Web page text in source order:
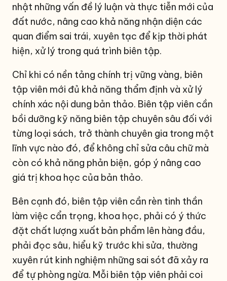
nhật những vấn đề lý luận và thực tiễn mới của
đất nước, nâng cao khả năng nhận diện các
quan điểm sai trái, xuyên tạc để kịp thời phát
hiện, xử lý trong quá trình biên tập.
Chỉ khi có nền tảng chính trị vững vàng, biên
tập viên mới đủ khả năng thẩm định và xử lý
chính xác nội dung bản thảo. Biên tập viên cần
bồi dưỡng kỹ năng biên tập chuyên sâu đối với
từng loại sách, trở thành chuyên gia trong một
lĩnh vực nào đó, để không chỉ sửa câu chữ mà
còn có khả năng phản biện, góp ý nâng cao
giá trị khoa học của bản thảo.
Bên cạnh đó, biên tập viên cần rèn tinh thần
làm việc cẩn trọng, khoa học, phải có ý thức
đặt chất lượng xuất bản phẩm lên hàng đầu,
phải đọc sâu, hiểu kỹ trước khi sửa, thường
xuyên rút kinh nghiệm những sai sót đã xảy ra
để tự phòng ngừa. Mỗi biên tập viên phải coi